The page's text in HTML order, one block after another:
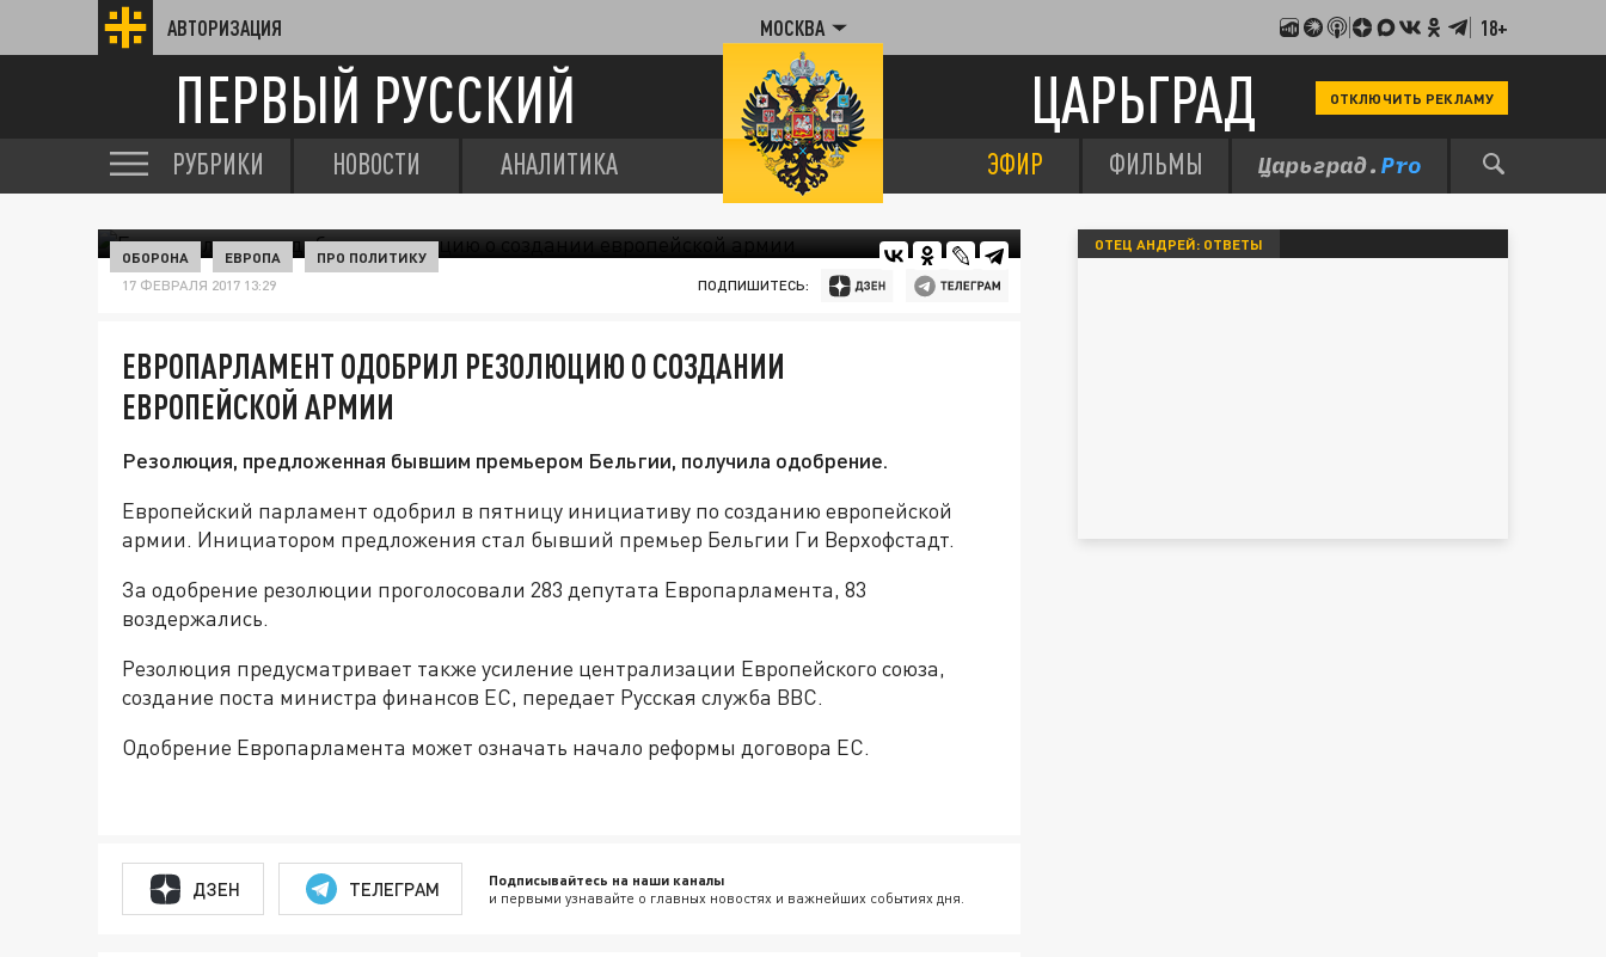
АВТОРИЗАЦИЯ МОСКВА 18+
ПЕРВЫЙ РУССКИЙ ЦАРЬГРАД ОТКЛЮЧИТЬ РЕКЛАМУ
РУБРИКИ НОВОСТИ АНАЛИТИКА ЭФИР ФИЛЬМЫ
ОБОРОНА ЕВРОПА ПРО ПОЛИТИКУ
17 ФЕВРАЛЯ 2017 13:29 ПОДПИШИТЕСЬ:
ЕВРОПАРЛАМЕНТ ОДОБРИЛ РЕЗОЛЮЦИЮ О СОЗДАНИИ
ЕВРОПЕЙСКОЙ АРМИИ
Резолюция, предложенная бывшим премьером Бельгии, получила одобрение.
Европейский парламент одобрил в пятницу инициативу по созданию европейской
армии. Инициатором предложения стал бывший премьер Бельгии Ги Верхофстадт.
За одобрение резолюции проголосовали 283 депутата Европарламента, 83
воздержались.
Резолюция предусматривает также усиление централизации Европейского союза,
создание поста министра финансов ЕС, передает Русская служба ВВС.
Одобрение Европарламента может означать начало реформы договора ЕС.
ДЗЕН ТЕЛЕГРАМ Подписывайтесь на наши каналы
и первыми узнавайте о главных новостях и важнейших событиях дня.
ОТЕЦ АНДРЕЙ: ОТВЕТЫ